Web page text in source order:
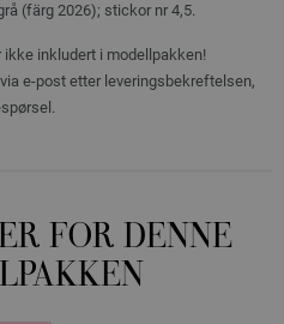
(färg 2026); stickor nr 4,5.
ikke inkludert i modellpakken!
e-post etter leveringsbekreftelsen,
FOR DENNE